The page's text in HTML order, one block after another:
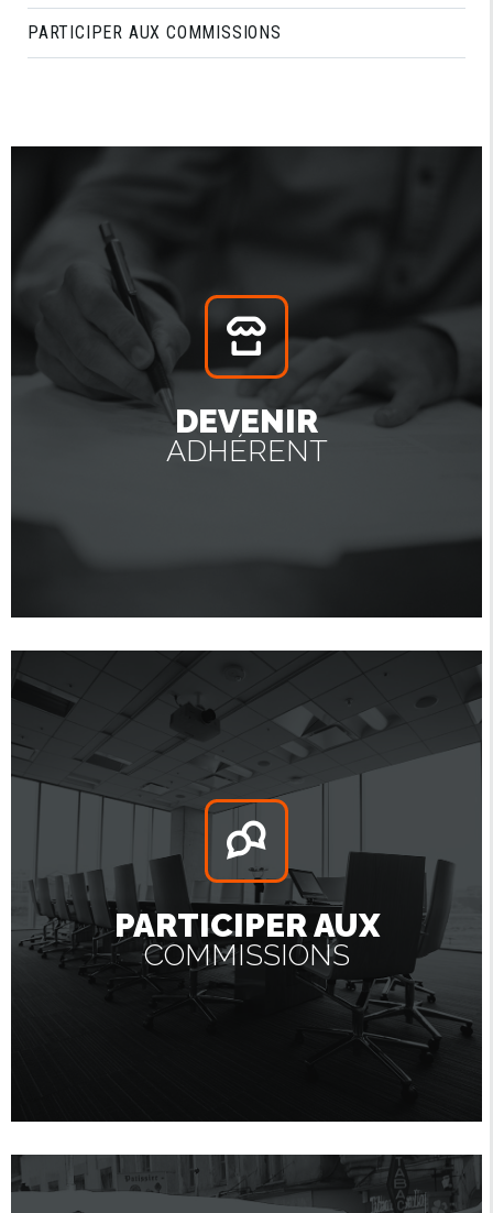
PARTICIPER AUX COMMISSIONS
DEVENIR
ADHÉRENT
PARTICIPER AUX
COMMISSIONS